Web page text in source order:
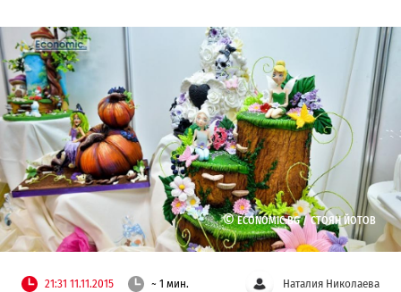
©ECONOMIC.BG /СТОЯН ЙОТОВ
21:31 11.11.2015 ~ 1 мин. Наталия Николаева